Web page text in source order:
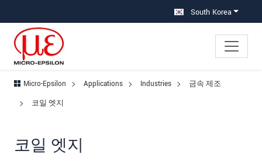
South Korea
Micro-Epsilon Applications Industries
금속 제조
코일 엣지
코일 엣지